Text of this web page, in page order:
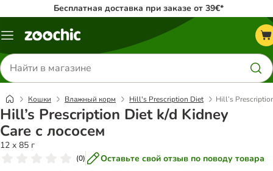
Бесплатная доставка при заказе от 39€*
Каталог
Поиск
товаров
Кошки Влажный корм Hill's Prescription Diet Hill’s
Hill’s Prescription Diet k/d Kidney
Care с лососем
12 x 85 г
(0) Оставьте свой отзыв по поводу товара